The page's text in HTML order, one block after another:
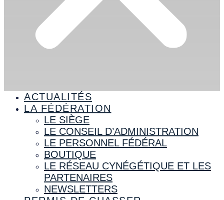
ACTUALITÉS
LA FÉDÉRATION
LE SIÈGE
LE CONSEIL D’ADMINISTRATION
LE PERSONNEL FÉDÉRAL
BOUTIQUE
LE RÉSEAU CYNÉGÉTIQUE ET LES
PARTENAIRES
NEWSLETTERS